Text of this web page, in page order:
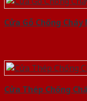
Cửa Gỗ Chống Cháy
Cửa Thép Chống